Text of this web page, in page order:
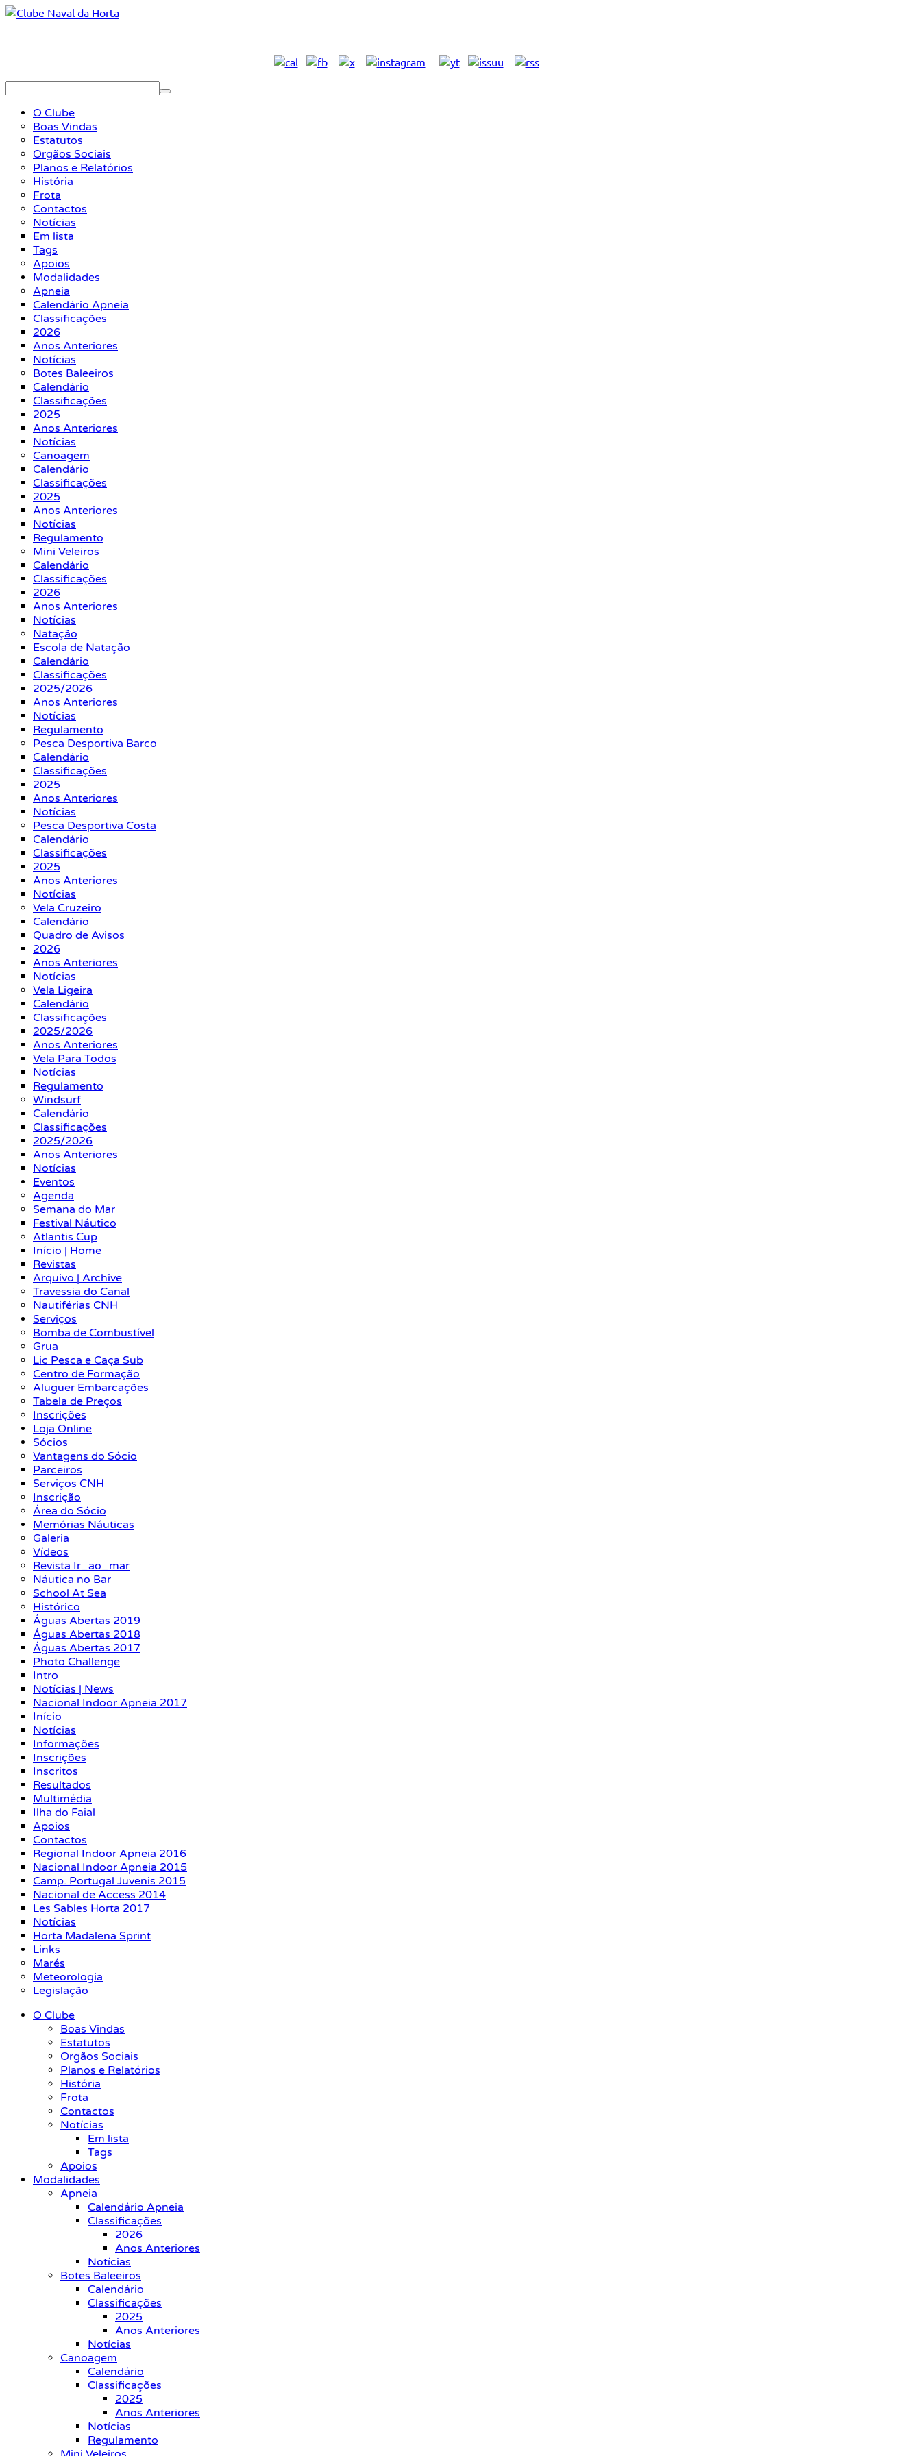
O Clube
Boas Vindas
Estatutos
Orgãos Sociais
Planos e Relatórios
História
Frota
Contactos
Notícias
Em lista
Tags
Apoios
Modalidades
Apneia
Calendário Apneia
Classificações
2026
Anos Anteriores
Notícias
Botes Baleeiros
Calendário
Classificações
2025
Anos Anteriores
Notícias
Canoagem
Calendário
Classificações
2025
Anos Anteriores
Notícias
Regulamento
Mini Veleiros
Calendário
Classificações
2026
Anos Anteriores
Notícias
Natação
Escola de Natação
Calendário
Classificações
2025/2026
Anos Anteriores
Notícias
Regulamento
Pesca Desportiva Barco
Calendário
Classificações
2025
Anos Anteriores
Notícias
Pesca Desportiva Costa
Calendário
Classificações
2025
Anos Anteriores
Notícias
Vela Cruzeiro
Calendário
Quadro de Avisos
2026
Anos Anteriores
Notícias
Vela Ligeira
Calendário
Classificações
2025/2026
Anos Anteriores
Vela Para Todos
Notícias
Regulamento
Windsurf
Calendário
Classificações
2025/2026
Anos Anteriores
Notícias
Eventos
Agenda
Semana do Mar
Festival Náutico
Atlantis Cup
Início | Home
Revistas
Arquivo | Archive
Travessia do Canal
Nautiférias CNH
Serviços
Bomba de Combustível
Grua
Lic Pesca e Caça Sub
Centro de Formação
Aluguer Embarcações
Tabela de Preços
Inscrições
Loja Online
Sócios
Vantagens do Sócio
Parceiros
Serviços CNH
Inscrição
Área do Sócio
Memórias Náuticas
Galeria
Vídeos
Revista Ir_ao_mar
Náutica no Bar
School At Sea
Histórico
Águas Abertas 2019
Águas Abertas 2018
Águas Abertas 2017
Photo Challenge
Intro
Notícias | News
Nacional Indoor Apneia 2017
Início
Notícias
Informações
Inscrições
Inscritos
Resultados
Multimédia
Ilha do Faial
Apoios
Contactos
Regional Indoor Apneia 2016
Nacional Indoor Apneia 2015
Camp. Portugal Juvenis 2015
Nacional de Access 2014
Les Sables Horta 2017
Notícias
Horta Madalena Sprint
Links
Marés
Meteorologia
Legislação
O Clube
Boas Vindas
Estatutos
Orgãos Sociais
Planos e Relatórios
História
Frota
Contactos
Notícias
Em lista
Tags
Apoios
Modalidades
Apneia
Calendário Apneia
Classificações
2026
Anos Anteriores
Notícias
Botes Baleeiros
Calendário
Classificações
2025
Anos Anteriores
Notícias
Canoagem
Calendário
Classificações
2025
Anos Anteriores
Notícias
Regulamento